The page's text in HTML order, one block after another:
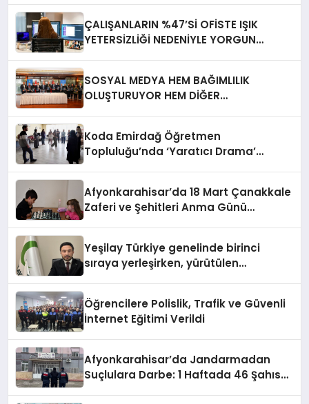
ÇALIŞANLARIN %47’Sİ OFİSTE IŞIK
YETERSİZLİĞİ NEDENİYLE YORGUN
SOSYAL MEDYA HEM BAĞIMLILIK
OLUŞTURUYOR HEM DİĞER
Koda Emirdağ Öğretmen
Topluluğu’nda ‘Yaratıcı Drama’
Afyonkarahisar’da 18 Mart Çanakkale
Zaferi ve Şehitleri Anma Günü
Yeşilay Türkiye genelinde birinci
sıraya yerleşirken, yürütülen
Öğrencilere Polislik, Trafik ve Güvenli
İnternet Eğitimi Verildi
Afyonkarahisar’da Jandarmadan
Suçlulara Darbe: 1 Haftada 46 Şahıs